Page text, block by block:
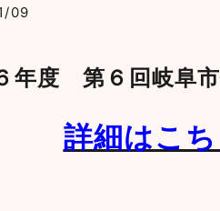
09
年度 第６回岐阜
詳細はこ